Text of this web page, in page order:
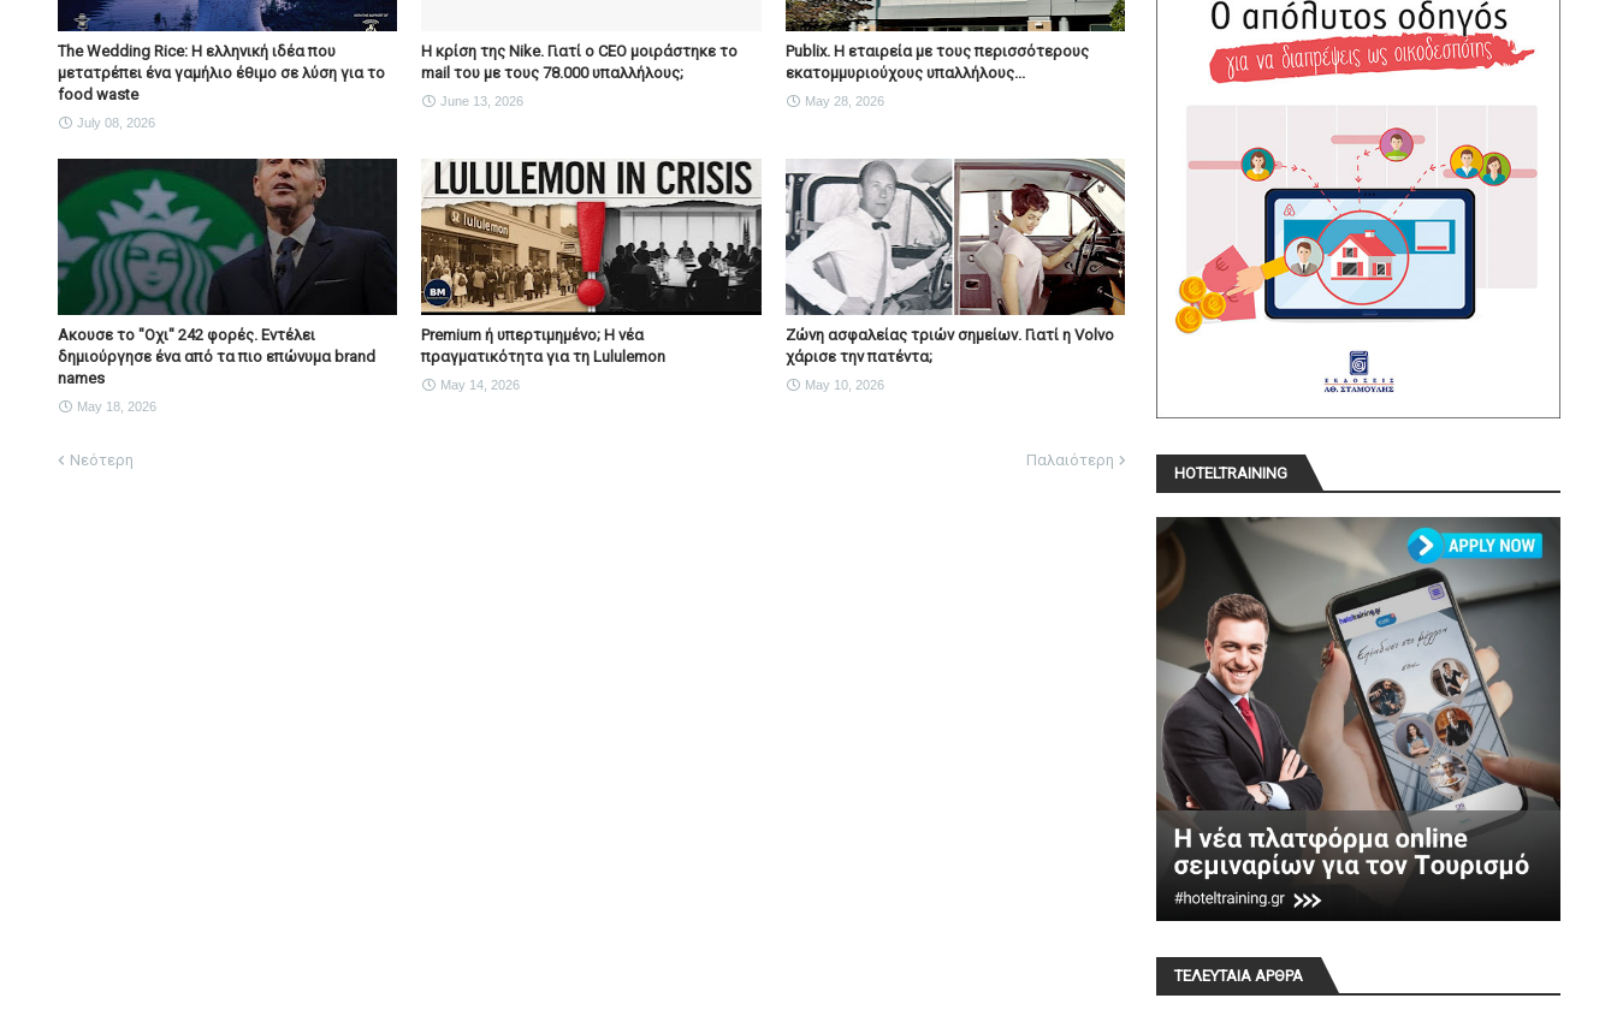
The Wedding Rice: Η ελληνική ιδέα που
μετατρέπει ένα γαμήλιο έθιμο σε λύση για το
food waste
July 08, 2026
Η κρίση της Nike. Γιατί ο CEO μοιράστηκε το
mail του με τους 78.000 υπαλλήλους;
June 13, 2026
Publix. Η εταιρεία με τους περισσότερους
εκατομμυριούχους υπαλλήλους...
May 28, 2026
Ακουσε το "Οχι" 242 φορές. Εντέλει
δημιούργησε ένα από τα πιο επώνυμα brand
names
May 18, 2026
Premium ή υπερτιμημένο; Η νέα
πραγματικότητα για τη Lululemon
May 14, 2026
Ζώνη ασφαλείας τριών σημείων. Γιατί η Volvo
χάρισε την πατέντα;
May 10, 2026
Νεότερη Παλαιότερη
HOTELTRAINING
ΤΕΛΕΥΤΑΙΑ ΑΡΘΡΑ